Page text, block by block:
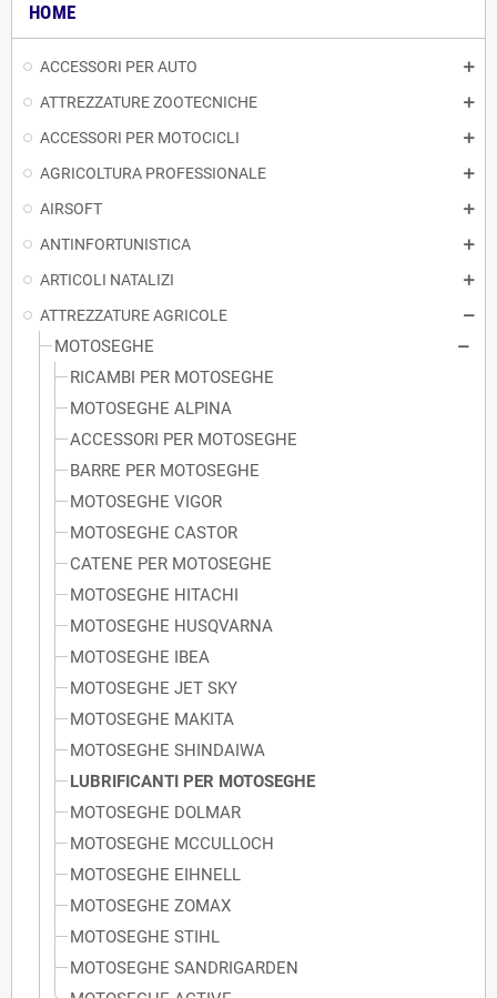
HOME
ACCESSORI PER AUTO
ATTREZZATURE ZOOTECNICHE
ACCESSORI PER MOTOCICLI
AGRICOLTURA PROFESSIONALE
AIRSOFT
ANTINFORTUNISTICA
ARTICOLI NATALIZI
ATTREZZATURE AGRICOLE
MOTOSEGHE
RICAMBI PER MOTOSEGHE
MOTOSEGHE ALPINA
ACCESSORI PER MOTOSEGHE
BARRE PER MOTOSEGHE
MOTOSEGHE VIGOR
MOTOSEGHE CASTOR
CATENE PER MOTOSEGHE
MOTOSEGHE HITACHI
MOTOSEGHE HUSQVARNA
MOTOSEGHE IBEA
MOTOSEGHE JET SKY
MOTOSEGHE MAKITA
MOTOSEGHE SHINDAIWA
LUBRIFICANTI PER MOTOSEGHE
MOTOSEGHE DOLMAR
MOTOSEGHE MCCULLOCH
MOTOSEGHE EIHNELL
MOTOSEGHE ZOMAX
MOTOSEGHE STIHL
MOTOSEGHE SANDRIGARDEN